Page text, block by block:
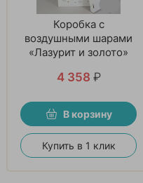
Коробка с
воздушными шарами
«Лазурит и золото»
4 358 ₽
В корзину
Купить в 1 клик